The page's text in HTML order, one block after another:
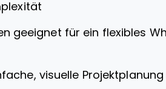
geeignet für ein flexibles
visuelle